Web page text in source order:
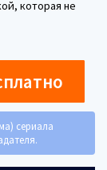
которая не
сериала